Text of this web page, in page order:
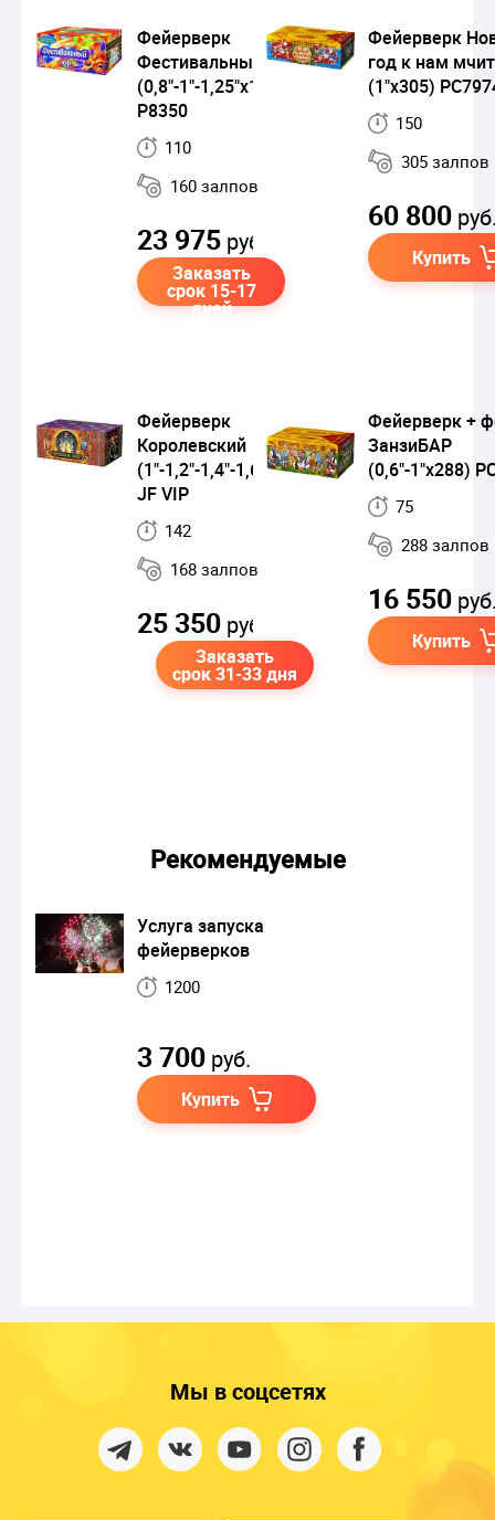
Фейерверк
Фестивальный
(0,8"-1"-1,25"х160)
Р8350
110
160 залпов
23 975 руб.
Заказать
срок 15-17
дней
Фейерверк
год к нам
(1"х305)
150
305 залпов
60 800
Купить
Фейерверк
Королевский
(1"-1,2"-1,4"-1,6"-2"x168)
JF VIP
142
168 залпов
25 350 руб.
Заказать
срок 31-33 дня
Фейерверк +
ЗанзиБАР
(0,6"-1"х288)
75
288 залпов
16 550
Купить
Рекомендуемые
Услуга запуска
фейерверков
1200
3 700 руб.
Купить
Мы в соцсетях